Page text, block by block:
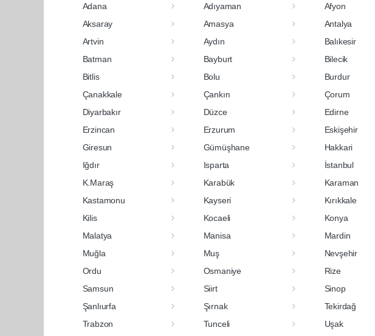
Adana Adıyaman Afyon
Aksaray
Amasya Antalya
Artvin
Aydın Balıkesir
Batman
Bayburt Bilecik
Bitlis
Bolu Burdur
Çanakkale
Çankırı Çorum
Diyarbakır
Düzce Edirne
Erzincan
Erzurum Eskişehir
Giresun
Gümüşhane Hakkari
Iğdır
Isparta İstanbul
K.Maraş
Karabük Karaman
Kastamonu
Kayseri Kırıkkale
Kilis
Kocaeli Konya
Malatya
Manisa Mardin
Muğla
Muş Nevşehir
Ordu
Osmaniye Rize
Samsun
Siirt Sinop
Şanlıurfa
Şırnak Tekirdağ
Trabzon
Tunceli Uşak